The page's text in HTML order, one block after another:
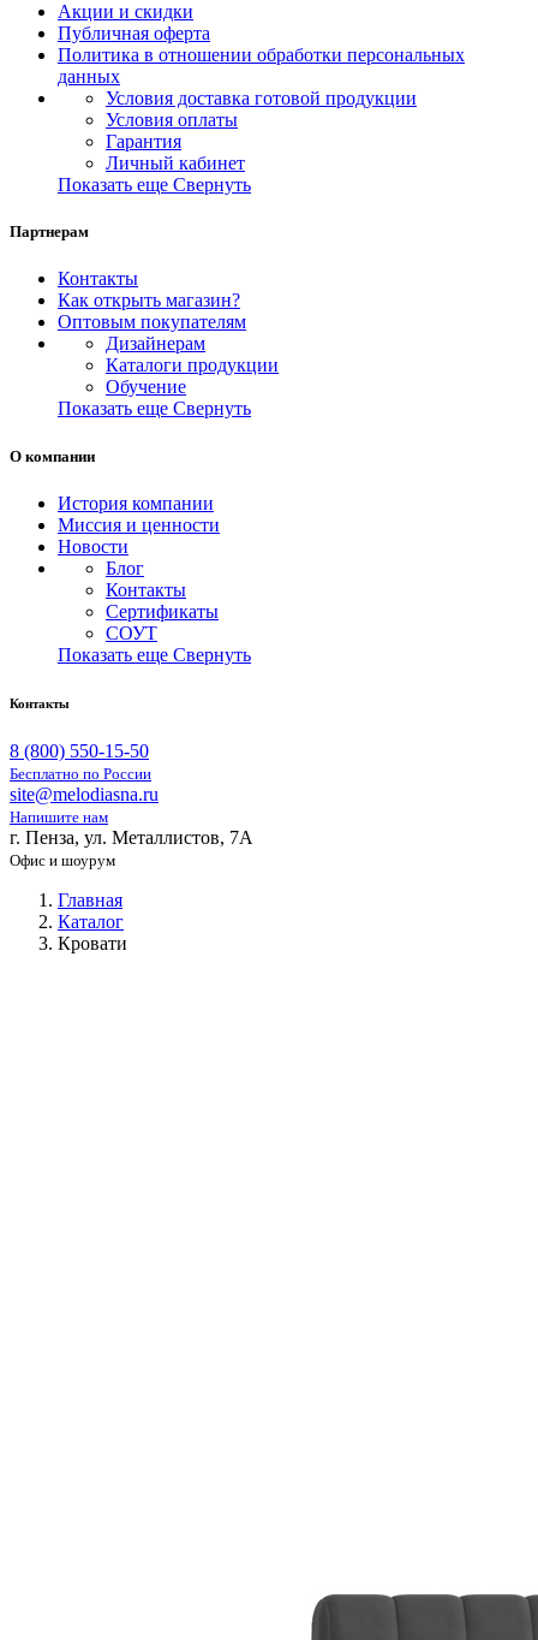
Акции и скидки
Публичная оферта
Политика в отношении обработки персональных
данных
Условия доставка готовой продукции
Условия оплаты
Гарантия
Личный кабинет
Показать еще Свернуть
Партнерам
Контакты
Как открыть магазин?
Оптовым покупателям
Дизайнерам
Каталоги продукции
Обучение
Показать еще Свернуть
О компании
История компании
Миссия и ценности
Новости
Блог
Контакты
Сертификаты
СОУТ
Показать еще Свернуть
Контакты
8 (800) 550-15-50
Бесплатно по России
site@melodiasna.ru
Напишите нам
г. Пенза, ул. Металлистов, 7А
Офис и шоурум
Главная
Каталог
Кровати